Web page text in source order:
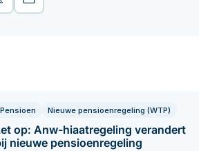
Pensioen Nieuwe pensioenregeling (WTP)
op: Anw-hiaatregeling verandert
nieuwe pensioenregeling